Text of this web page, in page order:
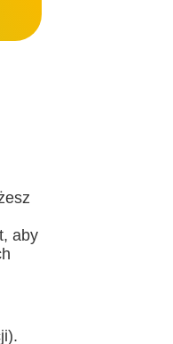
aby